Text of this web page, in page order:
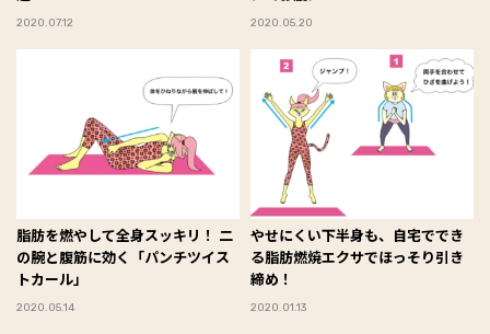
2020.07.12 2020.05.20
脂肪を燃やして全身スッキリ！ 二
の腕と腹筋に効く「パンチツイス
トカール」
2020.05.14
やせにくい下半身も、自宅ででき
る脂肪燃焼エクサでほっそり引き
締め！
2020.01.13